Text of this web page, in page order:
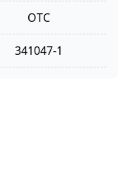
OTC
341047-1